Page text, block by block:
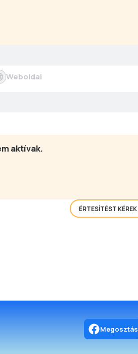
Weboldal
aktívak.
ÉRTESÍTÉST KÉREK
Megosztás